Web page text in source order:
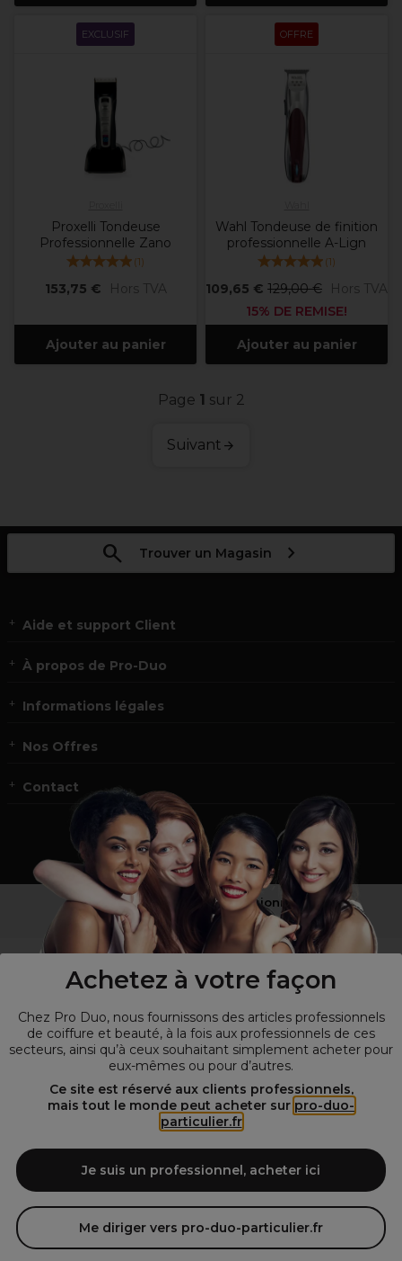
Achetez à votre façon
Chez Pro Duo, nous fournissons des articles professionnels
de coiffure et beauté, à la fois aux professionnels de ces
secteurs, ainsi qu’à ceux souhaitant simplement acheter pour
eux-mêmes ou pour d’autres.
Ce site est réservé aux clients professionnels,
mais tout le monde peut acheter sur pro-duo-
particulier.fr
Je suis un professionnel, acheter ici
Me diriger vers pro-duo-particulier.fr
EXCLUSIF
Proxelli Tondeuse
Professionnelle Zano
(1)
153,75 € Hors TVA
Ajouter au panier
OFFRE
Wahl Tondeuse de finition
professionnelle A-Lign
(1)
109,65 € 129,00 €
Hors TVA
15% DE REMISE!
Ajouter au panier
Page 1 sur 2
Suivant
Trouver un Magasin
Aide et support Client
À propos de Pro-Duo
Informations légales
Nos Offres
Contact
Vous n’êtes pas un professionnel ?
Visitez notre site pourles particuliers !
© Tous droits réservés © Pro-Duo
Spécialiste de la coiffure et de la beauté, nous vous proposons une
large sélection de produits professionnels pour la coiffure et
l'esthétique autour d'un choix de grandes marques qui font de Pro-
de beauté! Notre gamme de produits s’adresse également à tous ceux
qui sont à la recherche de produits et d'accessoires de coiffure et de
matériel esthétique de qualité.